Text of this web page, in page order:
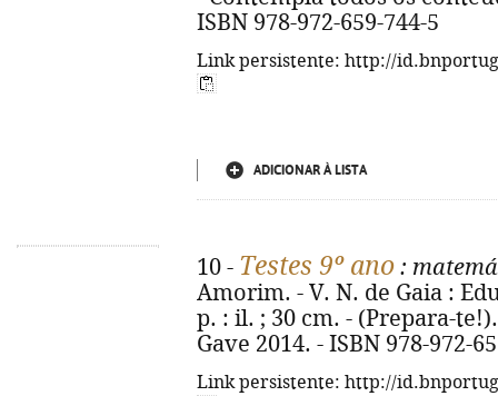
ISBN 978-972-659-744-5
Link persistente: http://
ADICIONAR À LISTA
10 - Testes 9º ano :
Amorim. - V. N. de Gaia :
p. : il. ; 30 cm. - (Prepara-
Gave 2014. - ISBN 978-972-
Link persistente: http://